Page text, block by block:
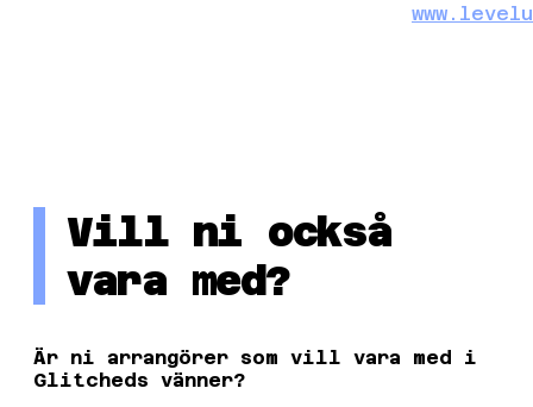
Vill ni också
vara med?
Är ni arrangörer som vill vara med i
Glitcheds vänner?